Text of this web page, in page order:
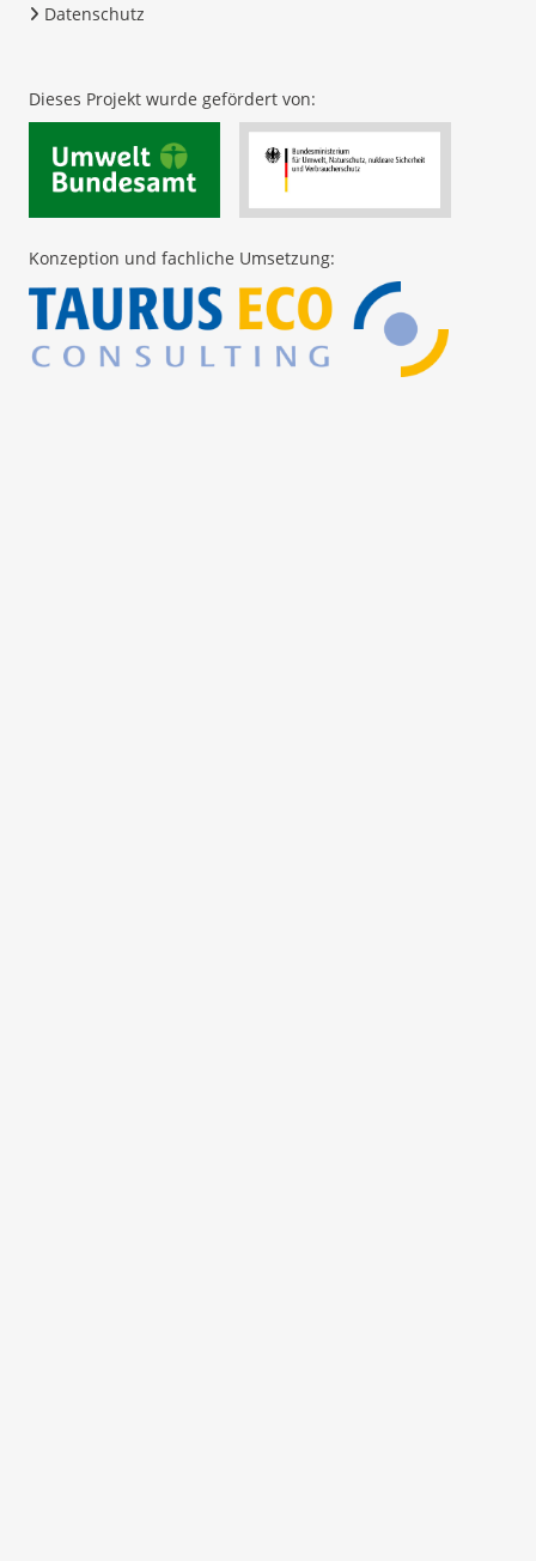
Datenschutz
Dieses Projekt wurde gefördert von:
Konzeption und fachliche Umsetzung: